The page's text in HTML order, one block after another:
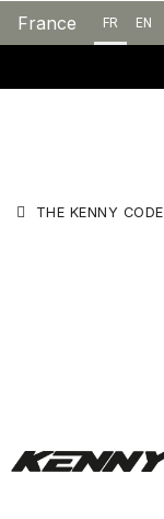
France FR EN
THE KENNY CODE